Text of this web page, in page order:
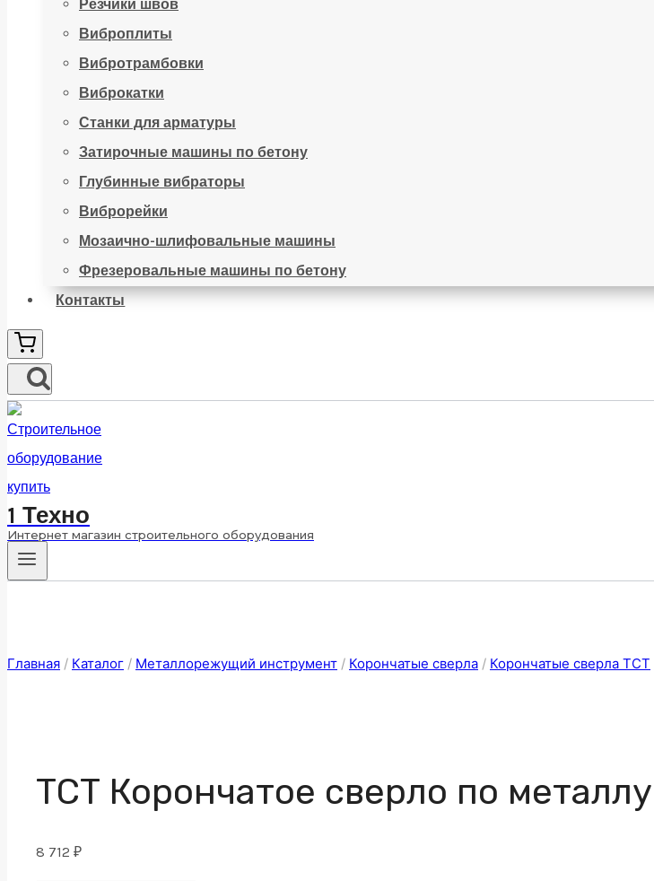
Резчики швов
Виброплиты
Вибротрамбовки
Виброкатки
Станки для арматуры
Затирочные машины по бетону
Глубинные вибраторы
Виброрейки
Мозаично-шлифовальные машины
Фрезеровальные машины по бетону
Контакты
1 Техно
Интернет магазин строительного оборудования
Главная / Каталог / Металлорежущий инструмент / Корончатые сверла / Корончатые сверла ТСТ
ТСТ Корончатое сверло по
8 712 ₽